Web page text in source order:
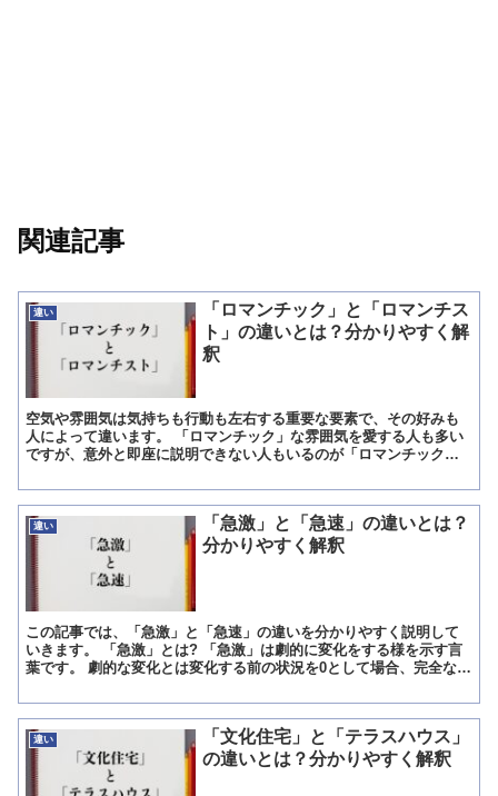
関連記事
違い
「ロマンチック」と「ロマンチス
ト」の違いとは？分かりやすく解
釈
空気や雰囲気は気持ちも行動も左右する重要な要素で、その好みも
人によって違います。 「ロマンチック」な雰囲気を愛する人も多い
ですが、意外と即座に説明できない人もいるのが「ロマンチック」
違い
「急激」と「急速」の違いとは？
分かりやすく解釈
この記事では、「急激」と「急速」の違いを分かりやすく説明して
いきます。 「急激」とは? 「急激」は劇的に変化をする様を示す言
葉です。 劇的な変化とは変化する前の状況を0として場合、完全なる
違い
「文化住宅」と「テラスハウス」
の違いとは？分かりやすく解釈